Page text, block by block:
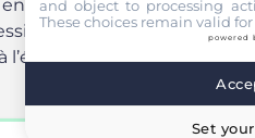
revanche que les
pour un
l’éponge humide.
and object to processing
These choices remain valid
powered
Set